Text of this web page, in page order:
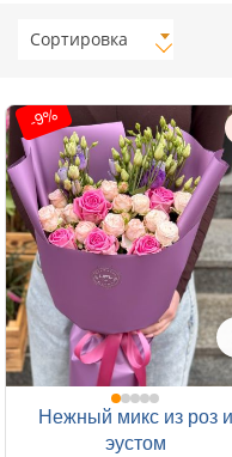
Сортировка
-9%
Нежный микс из роз и
эустом